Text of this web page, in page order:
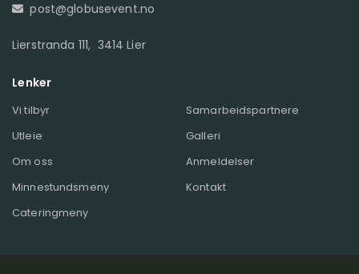
 post@globusevent.no
Lierstranda 111, 3414 Lier
Lenker
Vi tilbyr
Utleie
Om oss
Minnestundsmeny
Cateringmeny
Samarbeidspartnere
Galleri
Anmeldelser
Kontakt